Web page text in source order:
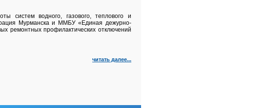
систем водного, газового, теплового и
Мурманска и ММБУ «Единая дежурно-
ремонтных профилактических отключений
читать далее...